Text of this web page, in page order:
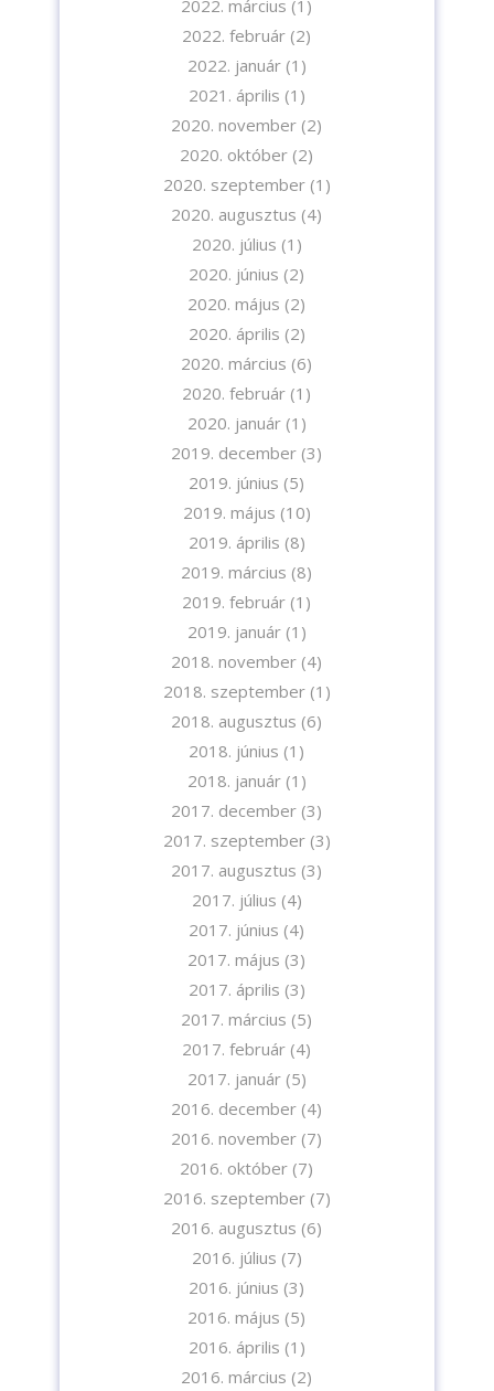
2022. március (1)
2022. február (2)
2022. január(1)
2021. április (1)
2020. november (2)
2020. október (2)
2020. szeptember(1)
2020. augusztus (4)
2020. július (1)
2020. június (2)
2020. május (2)
2020. április (2)
2020. március (6)
2020. február (1)
2020. január(1)
2019. december (3)
2019. június (5)
2019. május (10)
2019. április (8)
2019. március (8)
2019. február (1)
2019. január(1)
2018. november (4)
2018. szeptember(1)
2018. augusztus (6)
2018. június (1)
2018. január(1)
2017. december (3)
2017. szeptember(3)
2017. augusztus (3)
2017. július (4)
2017. június (4)
2017. május (3)
2017. április (3)
2017. március (5)
2017. február (4)
2017. január(5)
2016. december (4)
2016. november (7)
2016. október (7)
2016. szeptember(7)
2016. augusztus (6)
2016. július (7)
2016. június (3)
2016. május (5)
2016. április (1)
2016. március (2)